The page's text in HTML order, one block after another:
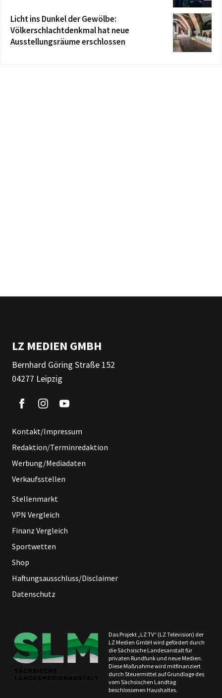
Licht ins Dunkel der Gewölbe:
Völkerschlachtdenkmal hat neue
Ausstellungsräume erschlossen
LZ MEDIEN GMBH
Bernhard Göring Straße 152
04277 Leipzig
Kontakt/Impressum
Redaktion/Terminredaktion
Werbung/Mediadaten
Verkaufsstellen
Stellenmarkt
VPN Vergleich
Finanz Vergleich
Sportwetten
Shop
Haftungsausschluss/Disclaimer
Datenschutz
Das Projekt „LZ TV“ (LZ Television) der
LZ Medien GmbH wird gefördert durch
die Sächsische Landesanstalt für
privaten Rundfunk und neue Medien.
Diese Maßnahme wird mitfinanziert
durch Steuermittel auf Grundlage des
vom Sächsischen Landtag
beschlossenen Haushaltes.